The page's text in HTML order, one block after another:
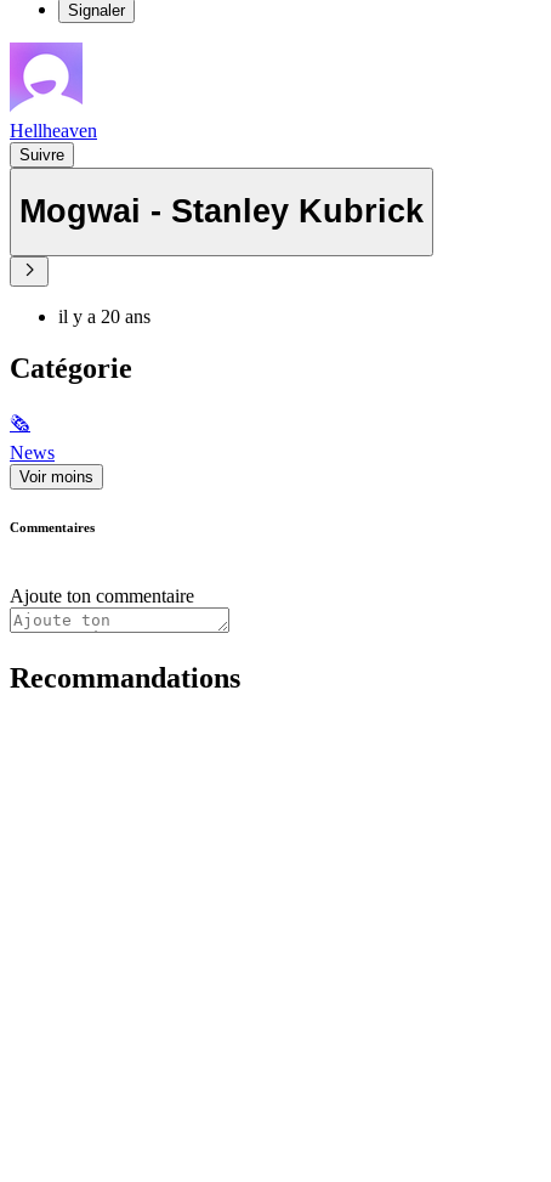
Signaler
Hellheaven
Suivre
Mogwai - Stanley Kubrick
il y a 20 ans
Catégorie
🗞
News
Voir moins
Commentaires
Ajoute ton commentaire
Recommandations